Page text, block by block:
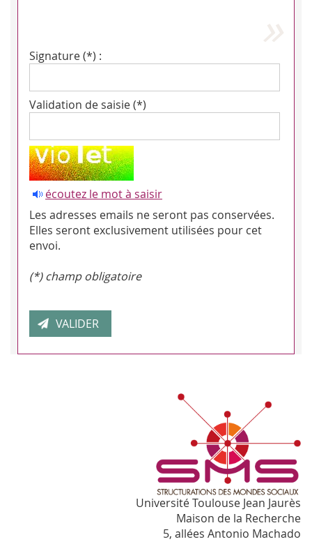
Signature (*) :
Validation de saisie (*)
écoutez le mot à saisir
Les adresses emails ne seront pas conservées.
Elles seront exclusivement utilisées pour cet
envoi.
(*) champ obligatoire
Université Toulouse Jean Jaurès
Maison de la Recherche
5, allées Antonio Machado